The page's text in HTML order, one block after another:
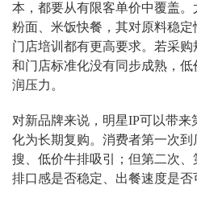
本，都要从有限客单价中覆盖
粉面、米饭快餐，其对原料稳
门店培训都有更高要求。若采
和门店标准化没有同步成熟，低
润压力。
对新品牌来说，明星IP可以带
化为长期复购。消费者第一次
搜、低价牛排吸引；但第二次
排口感是否稳定、出餐速度是否